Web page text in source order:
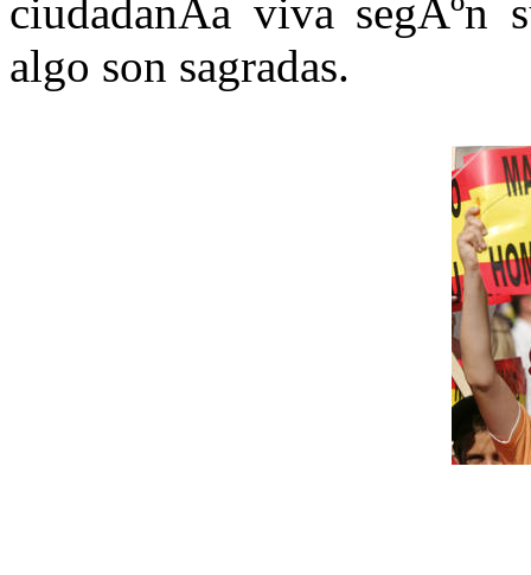
ciudadanÃ­a viva segÃºn
algo son sagradas.